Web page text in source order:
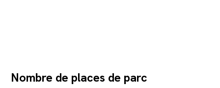
Nombre de places de parc